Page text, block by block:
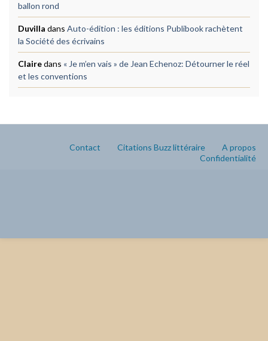
ballon rond
Duvilla dans Auto-édition : les éditions Publibook rachètent
la Société des écrivains
Clairedans « Je m’en vais » de Jean Echenoz: Détourner le réel
et les conventions
Contact Citations Buzz littéraire
A propos
Confidentialité